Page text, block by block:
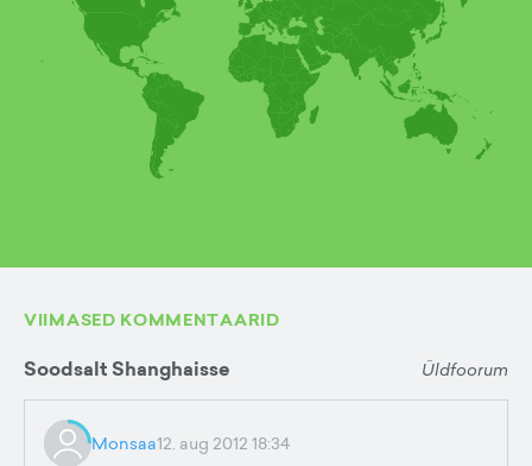
VIIMASED KOMMENTAARID
Soodsalt Shanghaisse Üldfoorum
Monsaa12. aug 2012 18:34